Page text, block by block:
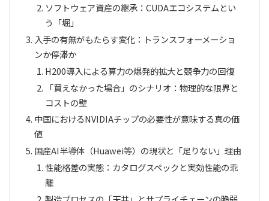
ソフトウェア資産の継承：CUDAエコシステムとい
う「堀」
入手の有無がもたらす変化：トランスフォーメーショ
ンか停滞か
H200導入による算力の爆発的拡大と競争力の回復
「買えなかった場合」のシナリオ：物理的な限界と
コストの壁
中国におけるNVIDIAチップの必要性が意味する真の価
値
国産AI半導体（Huawei等）の現状と「足りない」理由
性能格差の実態：カタログスペックと実効性能の乖
離